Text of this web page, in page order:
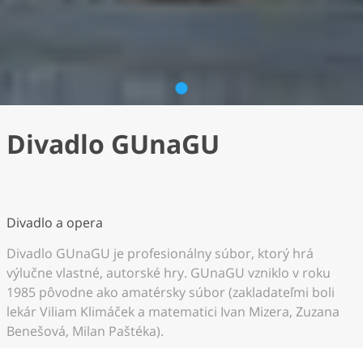
1
Divadlo GUnaGU
Divadlo a opera
Divadlo GUnaGU je profesionálny súbor, ktorý hrá
výlučne vlastné, autorské hry. GUnaGU vzniklo v roku
1985 pôvodne ako amatérsky súbor (zakladateľmi boli
lekár Viliam Klimáček a matematici Ivan Mizera, Zuzana
Benešová, Milan Paštéka).